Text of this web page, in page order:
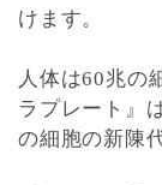
けます。
人体は60兆の
ラプレート』
の細胞の新陳